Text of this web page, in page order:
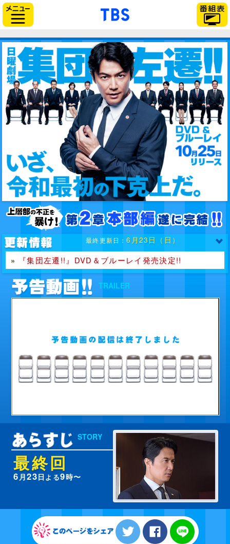
「TBSテレビ」トップページ
最終更新日：6月23日（日）
»
『集団左遷!!』DVD＆ブルーレイ発売決定!!
»LINEスタンプ発売中！
»第9話の出演者決定!!
TRAILER
STORY
最終回
6 月23日よる9時〜